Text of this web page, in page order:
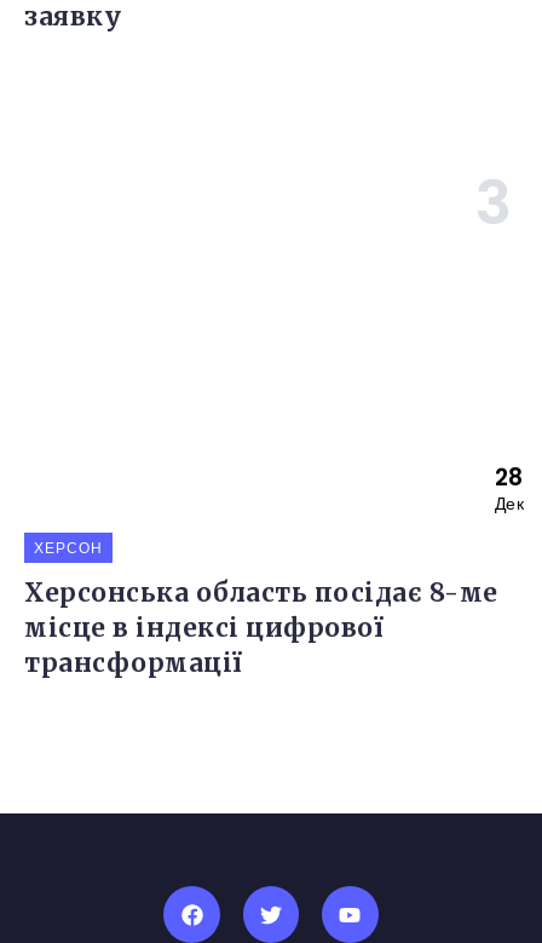
заявку
28
Дек
ХЕРСОН
Херсонська область посідає 8-ме
місце в індексі цифрової
трансформації